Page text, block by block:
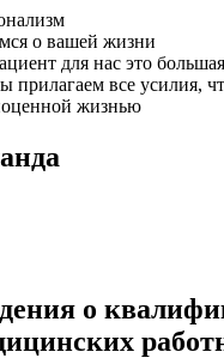
о вашей жизни
для нас это большая
прилагаем все усилия,
жизнью
о